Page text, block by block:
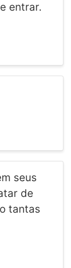
entrar.
seus
de
tantas